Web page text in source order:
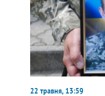
22 травня, 13:59